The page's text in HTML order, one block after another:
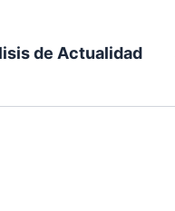
de Actualidad